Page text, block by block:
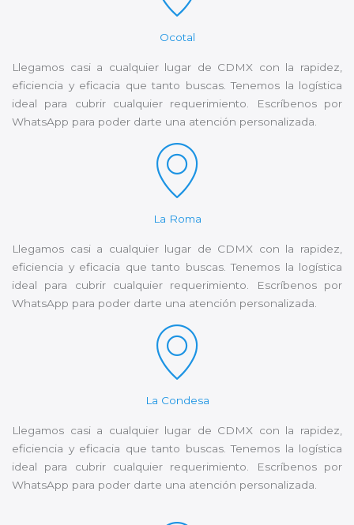
Ocotal
Llegamos casi a cualquier lugar de CDMX con la rapidez,
eficiencia y eficacia que tanto buscas. Tenemos la logística
ideal para cubrir cualquier requerimiento. Escríbenos por
WhatsApp para poder darte una atención personalizada.
La Roma
Llegamos casi a cualquier lugar de CDMX con la rapidez,
eficiencia y eficacia que tanto buscas. Tenemos la logística
ideal para cubrir cualquier requerimiento. Escríbenos por
WhatsApp para poder darte una atención personalizada.
La Condesa
Llegamos casi a cualquier lugar de CDMX con la rapidez,
eficiencia y eficacia que tanto buscas. Tenemos la logística
ideal para cubrir cualquier requerimiento. Escríbenos por
WhatsApp para poder darte una atención personalizada.